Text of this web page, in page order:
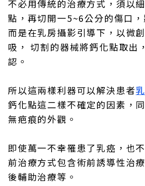
不必用傳統的治療方式，須以
點，再切開一5~6公分的傷口，
而是在乳房攝影引導下，以微
吸， 切割的器械將鈣化點取出
認。
所以這兩樣利器可以解決患者
鈣化點這二樣不確定的因素，
無疤痕的外觀。
即使萬一不幸罹患了乳癌，也
前治療方式包含術前誘導性治
後輔助治療等。